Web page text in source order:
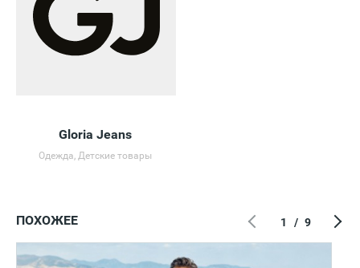
Gloria Jeans
Одежда, Детские товары
ПОХОЖЕЕ 1 / 9